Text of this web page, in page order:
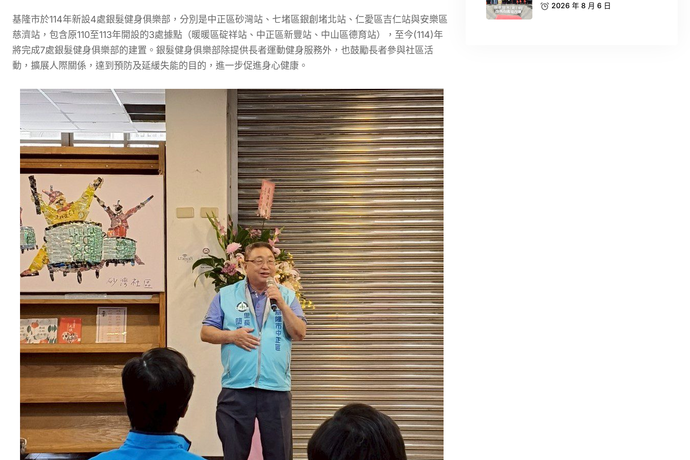
基隆市於114年新設4處銀髮健身俱樂部，分別是中正區砂灣站、七堵區銀創堵北站、仁愛區吉仁站與安樂區
慈濟站，包含原110至113年開設的3處據點（暖暖區碇祥站、中正區新豐站、中山區德育站），至今(114)年
將完成7處銀髮健身俱樂部的建置。銀髮健身俱樂部除提供長者運動健身服務外，也鼓勵長者參與社區活
動，擴展人際關係，達到預防及延緩失能的目的，進一步促進身心健康。
2026 年 8 月 6 日